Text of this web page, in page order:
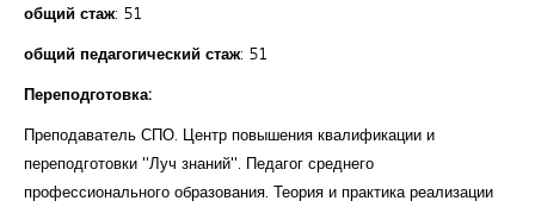
общий стаж: 51
общий педагогический стаж: 51
Переподготовка:
Преподаватель СПО. Центр повышения квалификации и
переподготовки "Луч знаний". Педагог среднего
профессионального образования. Теория и практика реализации